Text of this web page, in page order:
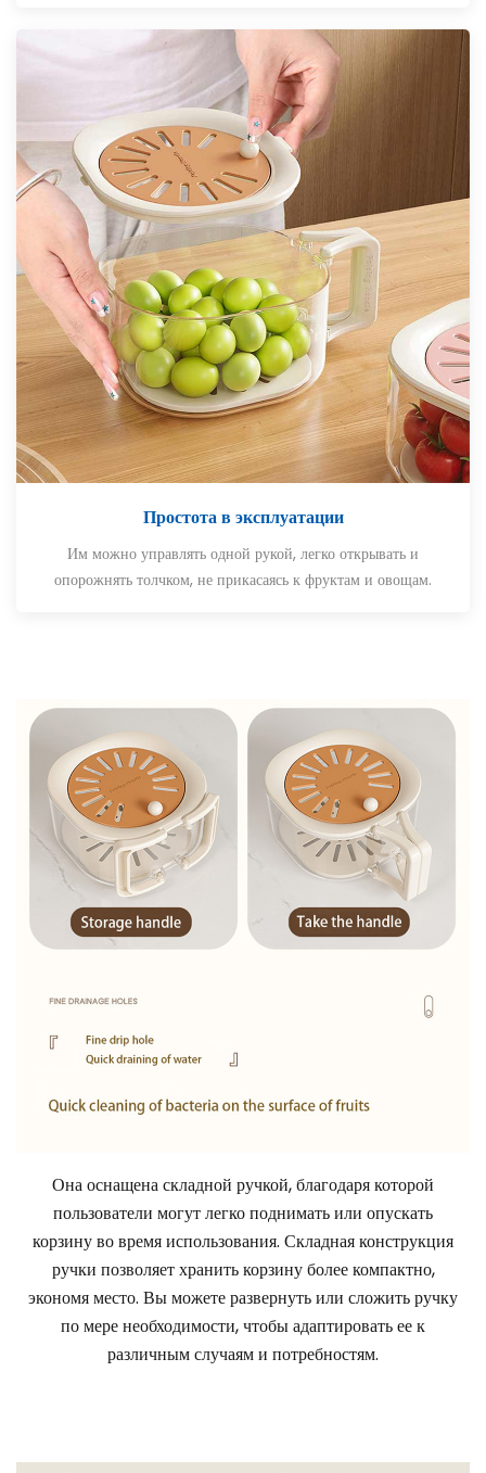
Простота в эксплуатации
Им можно управлять одной рукой, легко открывать и
опорожнять толчком, не прикасаясь к фруктам и овощам.
Она оснащена складной ручкой, благодаря которой
пользователи могут легко поднимать или опускать
корзину во время использования. Складная конструкция
ручки позволяет хранить корзину более компактно,
экономя место. Вы можете развернуть или сложить ручку
по мере необходимости, чтобы адаптировать ее к
различным случаям и потребностям.